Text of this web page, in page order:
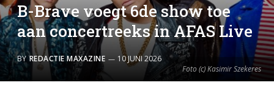
Foto (c) Kasimir Szekeres
B-Brave voegt 6de show toe
aan concertreeks in AFAS Live
BY REDACTIE MAXAZINE 10 JUNI 2026